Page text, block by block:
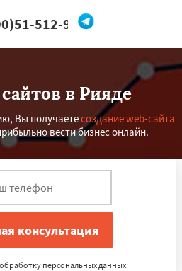
512-96
мне
в Рияде
Вы получаетесоздание web-сайта
вести бизнес онлайн.
персональных данных